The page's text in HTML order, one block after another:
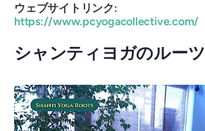
ウェブサイトリンク:
https://www.pcyogacollective.com/
シャンティヨガのルーツ